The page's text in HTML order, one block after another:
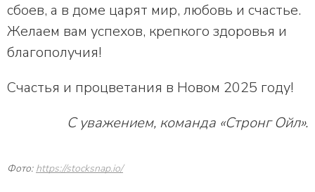
сбоев, а в доме царят мир, любовь и счастье.
Желаем вам успехов, крепкого здоровья и
благополучия!
Счастья и процветания в Новом 2025 году!
С уважением, команда «Стронг Ойл».
Фото: https://stocksnap.io/